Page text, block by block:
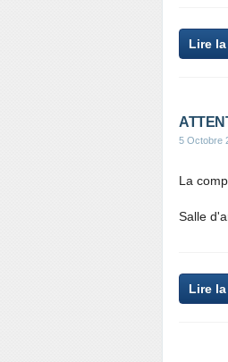
Lire
5 Octobre
La
Salle
Lire